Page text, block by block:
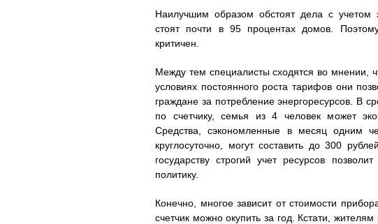
Наилучшим образом обстоят дела с учетом
стоят почти в 95 процентах домов.
критичен.
Между тем специалисты сходятся во мнении,
условиях постоянного роста тарифов они
граждане за потребление энергоресурсов. В
по счетчику, семья из 4 человек может
Средства, сэкономленные в месяц одним
круглосуточно, могут составить до 300
государству строгий учет ресурсов
политику.
Конечно, многое зависит от стоимости
счетчик можно окупить за год. Кстати,